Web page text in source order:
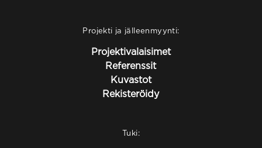
Projekti ja jälleenmyynti:
Projektivalaisimet
Referenssit
Kuvastot
Rekisteröidy
Tuki: